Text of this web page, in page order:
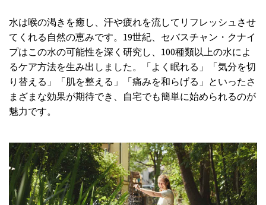
水は喉の渇きを癒し、汗や疲れを流してリフレッシュさせ
てくれる自然の恵みです。19世紀、セバスチャン・クナイ
プはこの水の可能性を深く研究し、100種類以上の水によ
るケア方法を生み出しました。「よく眠れる」「気分を切
り替える」「肌を整える」「痛みを和らげる」といったさ
まざまな効果が期待でき、自宅でも簡単に始められるのが
魅力です。